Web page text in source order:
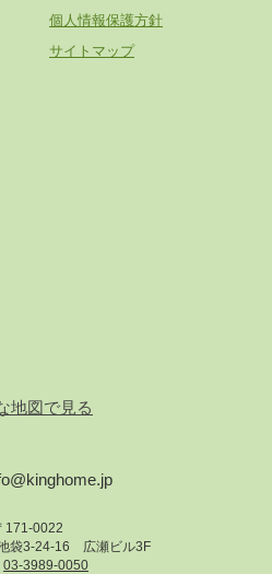
個人情報保護方針
サイトマップ
地図で見る
171-0022
袋3-24-16 広瀬ビル3F
03-3989-0050